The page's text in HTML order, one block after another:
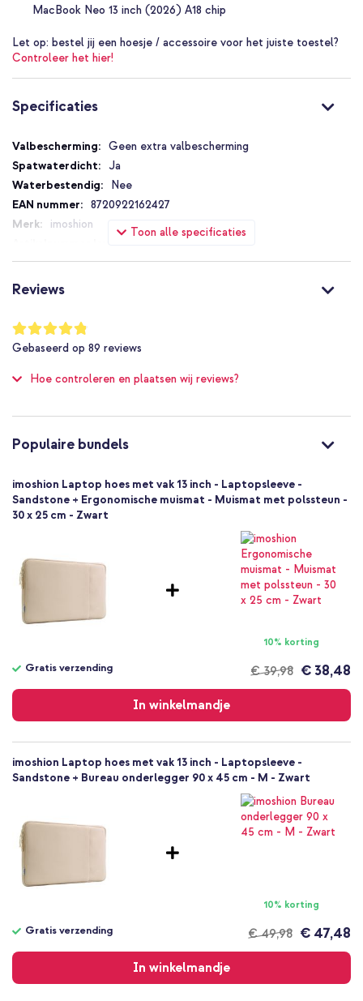
Op zoek naar een praktische laptopsleeve? Ga dan voor deze
MacBook Neo 13 inch (2026) A18 chip
Let op: bestel jij een hoesje / accessoire voor het juiste toestel?
Controleer het hier!
Specificaties
Toon alle specificaties
Specificaties
Geen extra valbescherming
Ja
Nee
8720922162427
imoshion
Beige
Sleeve/hoes
1 Pc
22.5 cm
Ritssluiting
Reviews
Waardering:
96
%
of
Gebaseerd op 89 reviews
Hoe controleren en plaatsen wij reviews?
Populaire bundels
imoshion Laptop hoes met vak 13 inch - Laptopsleeve -
Sandstone + Ergonomische muismat - Muismat met polssteun -
30 x 25 cm - Zwart
10% korting
€ 39,98
Gratis verzending € 38,48
In winkelmandje
verzending
imoshion Laptop hoes met vak 13 inch - Laptopsleeve -
Sandstone + Bureau onderlegger 90 x 45 cm - M - Zwart
10% korting
€ 49,98
Gratis verzending € 47,48
In winkelmandje
verzending